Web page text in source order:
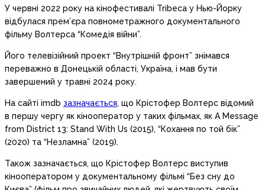
У червні 2022 року на кінофестивалі Tribeca у Нью-Йорку
відбулася прем’єра повнометражного документального
фільму Волтерса “Комедія війни”.
Його телевізійний проект “Внутрішній фронт” знімався
переважно в Донецькій області, Україна, і мав бути
завершений у травні 2024 року.
На сайті imdb зазначається, що Крістофер Волтерс відомий
в першу чергу як кінооператор у таких фільмах, як A Message
from District 13: Stand With Us (2015), “Кохання по той бік”
(2020) та “Незламна” (2019).
Також зазначається, що Крістофер Волтерс виступив
кінооператором у документальному фільмі “Без сну до